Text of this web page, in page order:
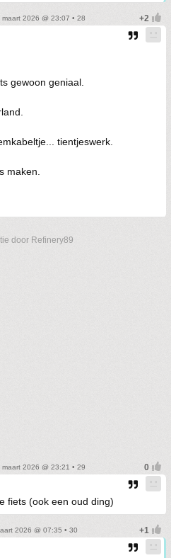
2026 @ 23:07 • 28
gewoon geniaal.
tientjeswerk.
maken.
door Refinery89
2026 @ 23:21 • 29
fiets (ook een oud ding)
2026 @ 07:35 • 30